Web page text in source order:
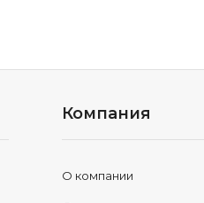
Компания
О компании